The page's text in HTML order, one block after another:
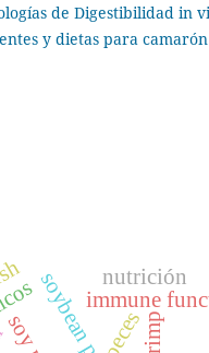
de Digestibilidad in
y dietas para camarón
immune
peces
nutrición